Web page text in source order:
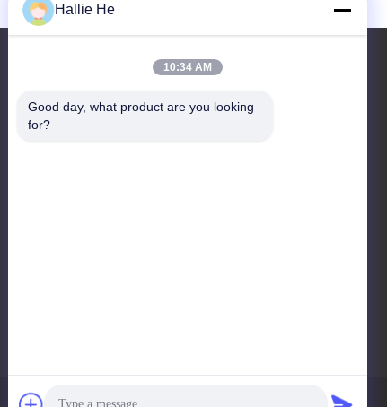
연락처
Hallie He
10:34 AM
Good day, what product are you looking
for?